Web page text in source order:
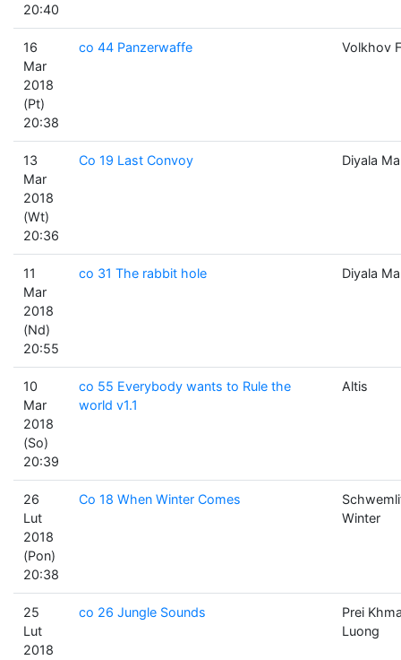
20:40
16
Mar
2018
(Pt)
20:38
co 44 Panzerwaffe Volkhov
13
Mar
2018
(Wt)
20:36
Co 19 Last Convoy Diyala
11
Mar
2018
(Nd)
20:55
co 31 The rabbit hole Diyala
10
Mar
2018
(So)
20:39
co 55 Everybody wants to Rule the
world v1.1
Altis
26
Lut
2018
(Pon)
20:38
Co 18 When Winter Comes
Winter
25
Lut
2018
co 26 Jungle Sounds
Prei
Luong